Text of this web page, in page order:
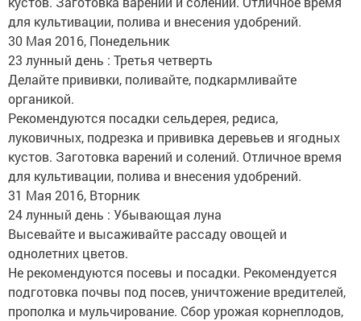
для культивации, полива и внесения удобрений.
30 Мая 2016, Понедельник
23 лунный день : Третья четверть
Делайте прививки, поливайте, подкармливайте
органикой.
Рекомендуются посадки сельдерея, редиса,
луковичных, подрезка и прививка деревьев и ягодных
кустов. Заготовка варений и солений. Отличное время
для культивации, полива и внесения удобрений.
31 Мая 2016, Вторник
24 лунный день : Убывающая луна
Высевайте и высаживайте рассаду овощей и
однолетних цветов.
Не рекомендуются посевы и посадки. Рекомендуется
подготовка почвы под посев, уничтожение вредителей,
прополка и мульчирование. Сбор урожая корнеплодов,